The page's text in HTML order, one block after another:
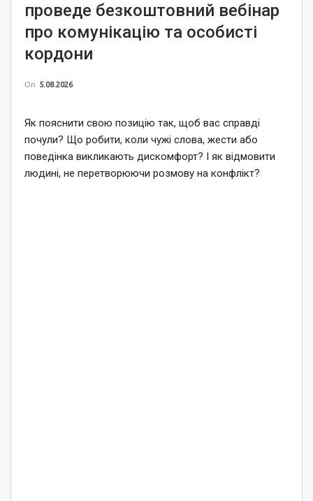
проведе безкоштовний вебінар
про комунікацію та особисті
кордони
On 5.08.2026
Як пояснити свою позицію так, щоб вас справді
почули? Що робити, коли чужі слова, жести або
поведінка викликають дискомфорт? І як відмовити
людині, не перетворюючи розмову на конфлікт?